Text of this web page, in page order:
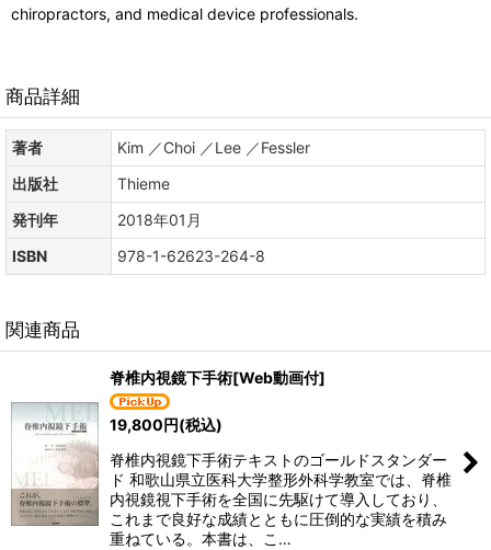
chiropractors, and medical device professionals.
商品詳細
著者
Kim ／Choi ／Lee ／Fessler
出版社
Thieme
発刊年
2018年01月
ISBN
978-1-62623-264-8
関連商品
脊椎内視鏡下手術[Web動画付]
19,800円(税込)
脊椎内視鏡下手術テキストのゴールドスタンダー
ド 和歌山県立医科大学整形外科学教室では、脊椎
内視鏡視下手術を全国に先駆けて導入しており、
これまで良好な成績とともに圧倒的な実績を積み
重ねている。本書は、こ…